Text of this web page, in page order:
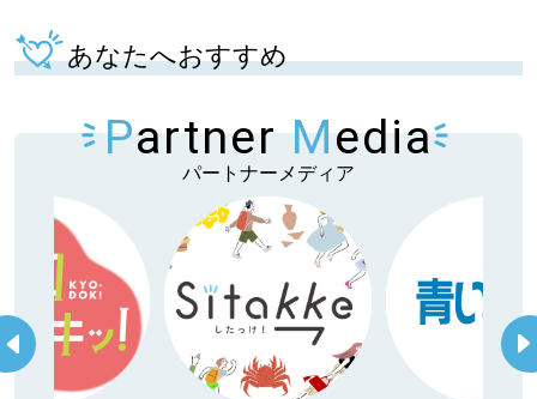
あなたへおすすめ
Partner Media
パートナーメディア